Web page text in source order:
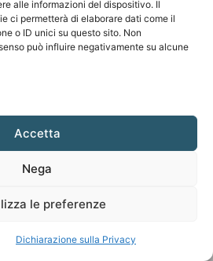
alle informazioni del dispositivo. Il
ci permetterà di elaborare dati come il
o ID unici su questo sito. Non
può influire negativamente su alcune
Accetta
Nega
le preferenze
Dichiarazione sulla Privacy